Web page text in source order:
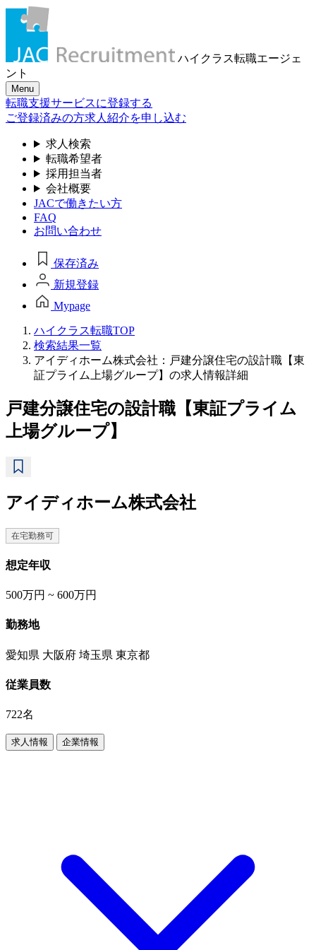
ハイクラス転職エージェ
ント
Menu
転職支援サービスに登録する
ご登録済みの方求人紹介を申し込む
求人検索
転職希望者
採用担当者
会社概要
JACで働きたい方
FAQ
お問い合わせ
保存済み
新規登録
Mypage
ハイクラス転職TOP
検索結果一覧
アイディホーム株式会社：戸建分譲住宅の設計職【東
証プライム上場グループ】の求人情報詳細
戸建分譲住宅の設計職【東証プライム
上場グループ】
アイディホーム株式会社
在宅勤務可
想定年収
500万円 ~ 600万円
勤務地
愛知県 大阪府 埼玉県 東京都
従業員数
722名
求人情報 企業情報